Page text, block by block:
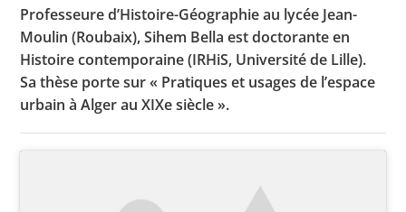
Toutes les actualités
Les rendez-vous de l’APHG
Concours scolaires
Professeure d’Histoire-Géographie au lycée Jean-
Moulin (Roubaix), Sihem Bella est doctorante en
Histoire contemporaine (IRHiS, Université de Lille).
Sa thèse porte sur « Pratiques et usages de l’espace
urbain à Alger au XIXe siècle ».